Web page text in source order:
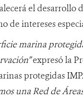
el desarrollo
de intereses
marina
expresó la
protegidas
una Red de